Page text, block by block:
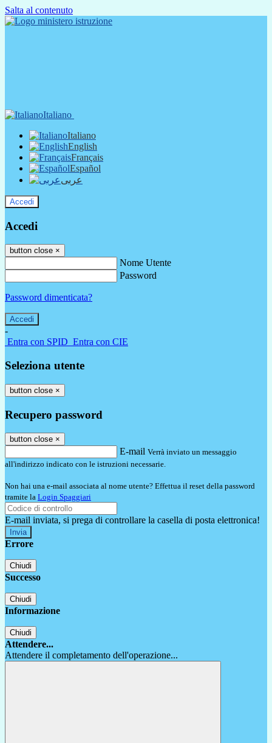
Salta al contenuto
Italiano
Italiano
English
Français
Español
عربى
Accedi
Accedi
button close ×
Nome Utente
Password
Password dimenticata?
-
Entra con SPID Entra con CIE
Seleziona utente
button close ×
Recupero password
button close ×
E-mail Verrà inviato un messaggio
all'indirizzo indicato con le istruzioni necessarie.
Non hai una e-mail associata al nome utente? Effettua il reset della password
tramite la Login Spaggiari
E-mail inviata, si prega di controllare la casella di posta elettronica!
Errore
Chiudi
Successo
Chiudi
Informazione
Chiudi
Attendere...
Attendere il completamento dell'operazione...